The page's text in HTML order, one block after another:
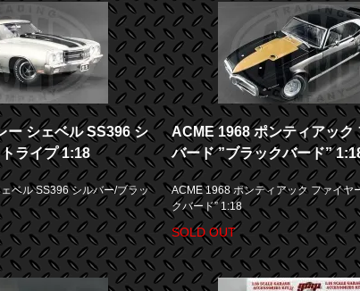
ー シェベル SS396 シ
ライプ 1:18
ベル SS396 シルバー/ブラッ
ACME 1968 ポンティアック
バード ”ブラックバード”
ACME 1968 ポンティアック ファイヤ
クバード” 1:18
SOLD OUT